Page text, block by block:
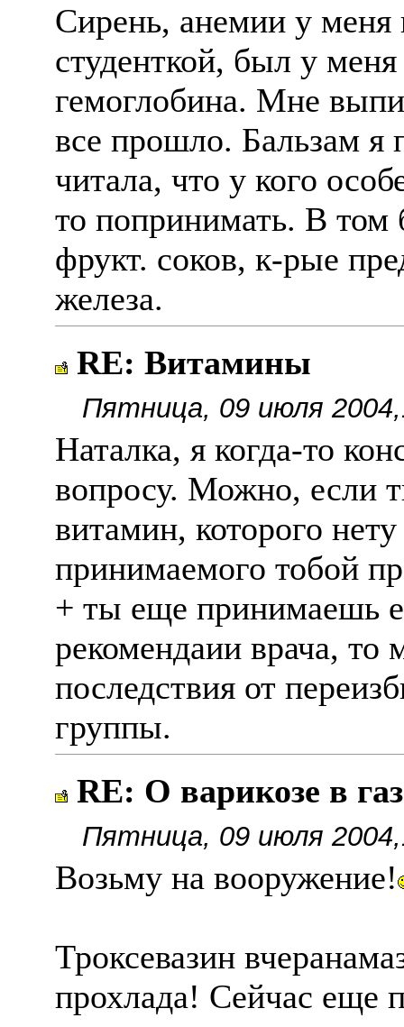
Сирень, анемии у меня
студенткой, был у
гемоглобина. Мне
все прошло. Бальзам я
читала, что у кого
то попринимать. В том
фрукт. соков, к-рые
железа.
RE: Витамины
Пятница, 09 июля
Наталка, я когда-то
вопросу. Можно, если
витамин, которого
принимаемого тобой
+ ты еще принимаешь
рекомендаии врача,
последствия от
группы.
RE: О варикозе в
Пятница, 09 июля
Возьму на вооружение!
Троксевазин
прохлада! Сейчас еще